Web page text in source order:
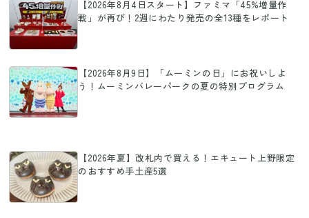
【2026年8月4日スタート】ファミマ「45%増量作
戦」が再び！2週にわたり発売の全13種をレポート
【2026年8月9日】「ムーミンの日」にお祝いしよ
う！ムーミンバレーパークの夏の特別プログラム
【2026年夏】改札内で買える！エキュート上野限定
のおすすめ手土産5選